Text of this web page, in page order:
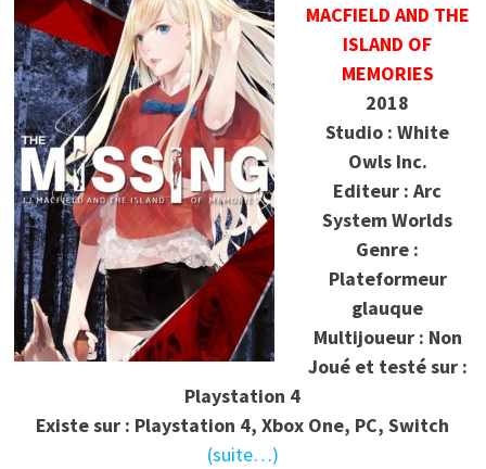
MACFIELD AND THE
ISLAND OF
MEMORIES
2018
Studio : White
Owls Inc.
Editeur : Arc
System Worlds
Genre :
Plateformeur
glauque
Multijoueur : Non
Joué et testé sur :
Playstation 4
Existe sur : Playstation 4, Xbox One, PC, Switch
(suite…)